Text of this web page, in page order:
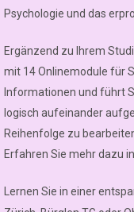
Psychologie und das
Ergänzend zu Ihrem
mit 14 Onlinemodule für
Informationen und führt
logisch aufeinander
Reihenfolge zu
Erfahren Sie mehr dazu
Lernen Sie in einer